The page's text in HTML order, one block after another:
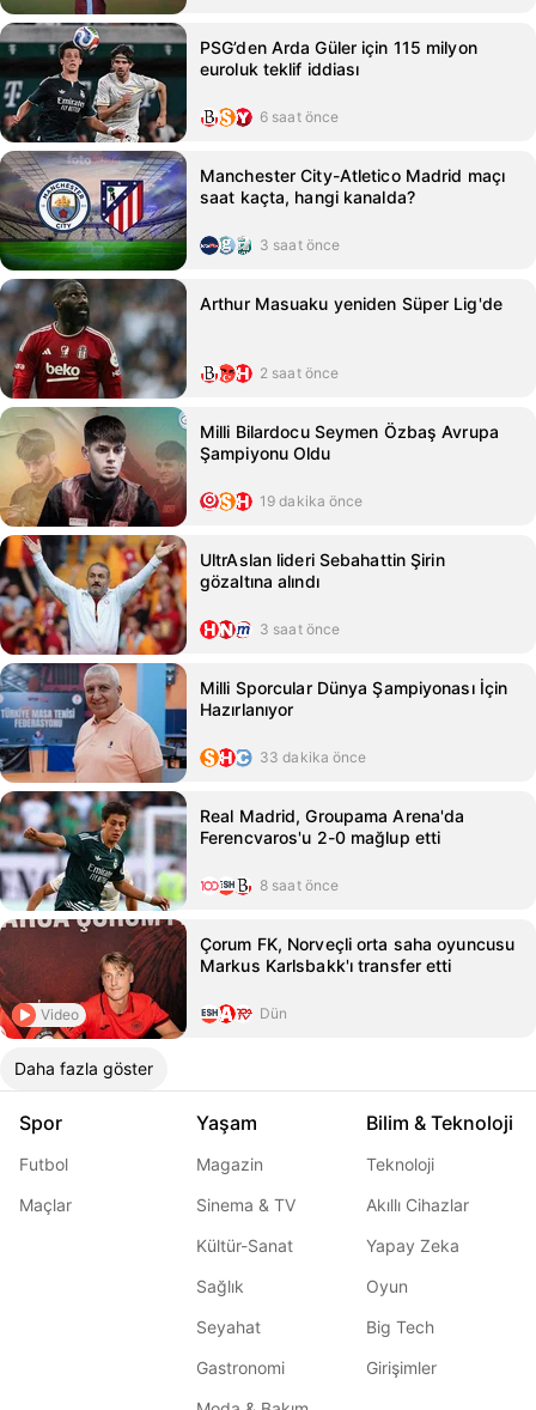
PSG’den Arda Güler için 115 milyon
euroluk teklif iddiası
6 saat önce
Manchester City-Atletico Madrid maçı
saat kaçta, hangi kanalda?
3 saat önce
Arthur Masuaku yeniden Süper Lig'de
2 saat önce
Milli Bilardocu Seymen Özbaş Avrupa
Şampiyonu Oldu
19 dakika önce
UltrAslan lideri Sebahattin Şirin
gözaltına alındı
3 saat önce
Milli Sporcular Dünya Şampiyonası İçin
Hazırlanıyor
33 dakika önce
Real Madrid, Groupama Arena'da
Ferencvaros'u 2-0 mağlup etti
8 saat önce
Video
Çorum FK, Norveçli orta saha oyuncusu
Markus Karlsbakk'ı transfer etti
Dün
Daha fazla göster
Spor
Futbol
Maçlar
Yaşam
Magazin
Sinema & TV
Kültür-Sanat
Sağlık
Seyahat
Gastronomi
Bilim & Teknoloji
Teknoloji
Akıllı Cihazlar
Yapay Zeka
Oyun
Big Tech
Girişimler